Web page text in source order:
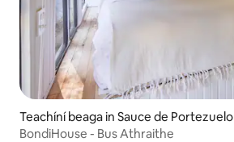
Teachíní beaga in Sauce de Portezuelo
BondiHouse - Bus Athraithe